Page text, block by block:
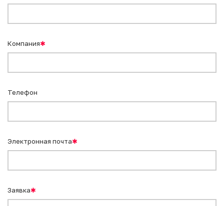
Компания✱
Телефон
Электронная почта✱
Заявка✱